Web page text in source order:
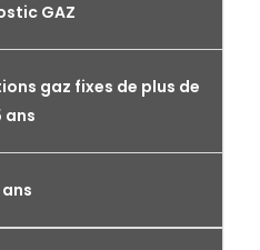
GAZ
gaz fixes de plus de
ans
ans